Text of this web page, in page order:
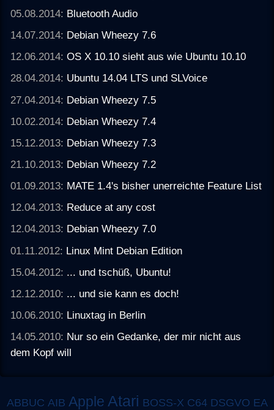
05.08.2014: Bluetooth Audio
14.07.2014: Debian Wheezy 7.6
12.06.2014:OS X 10.10 sieht aus wie Ubuntu 10.10
28.04.2014: Ubuntu 14.04 LTS und SLVoice
27.04.2014: Debian Wheezy 7.5
10.02.2014: Debian Wheezy 7.4
15.12.2013: Debian Wheezy 7.3
21.10.2013: Debian Wheezy 7.2
01.09.2013: MATE 1.4's bisher unerreichte Feature List
12.04.2013: Reduce at any cost
12.04.2013: Debian Wheezy 7.0
01.11.2012: Linux Mint Debian Edition
15.04.2012: ... und tschüß, Ubuntu!
12.12.2010: ... und sie kann es doch!
10.06.2010: Linuxtag in Berlin
14.05.2010: Nur so ein Gedanke, der mir nicht aus
dem Kopf will
ABBUC AIB Apple Atari BOSS-X C64 DSGVO EA